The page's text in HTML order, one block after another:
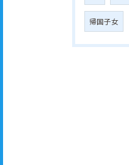
帰国子女